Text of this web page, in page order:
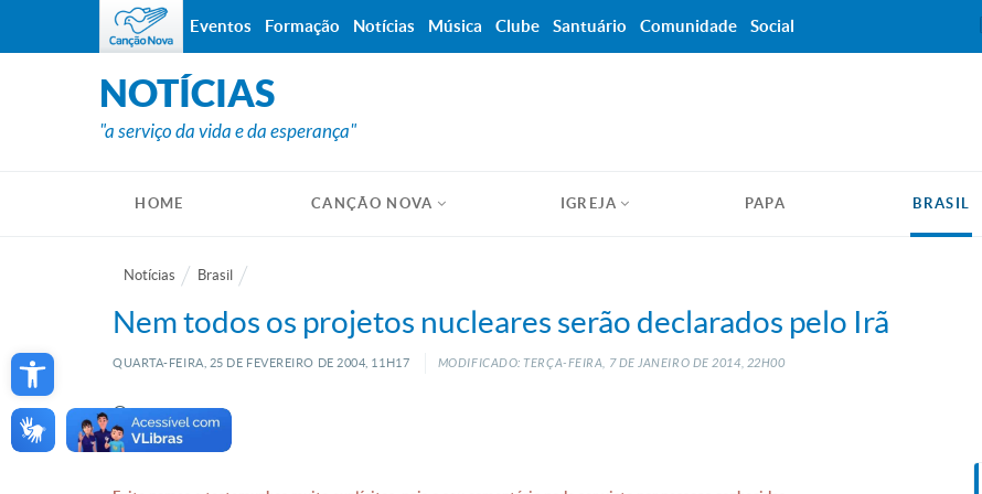
Open toolbar
NOTÍCIAS
"a serviço da vida e da esperança"
HOME CANÇÃO NOVA IGREJA PAPA BRASIL
Notícias Brasil
Nem todos os projetos nucleares serão declarados pelo Irã
QUARTA-FEIRA, 25 DE FEVEREIRO DE 2004, 11H17 MODIFICADO: TERÇA-FEIRA, 7DEJANEIRO DE2014, 22H00
O pa
Eventos Formação Notícias Música Clube Santuário Comunidade Social